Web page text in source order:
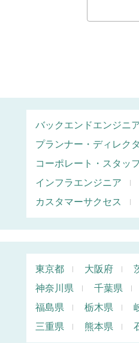
バックエンドエンジニ
プランナー・ディレク
コーポレート・スタッフ
インフラエンジニア
カスタマーサクセス
東京都 大阪府
神奈川県
千葉県
福島県
栃木県
三重県
熊本県